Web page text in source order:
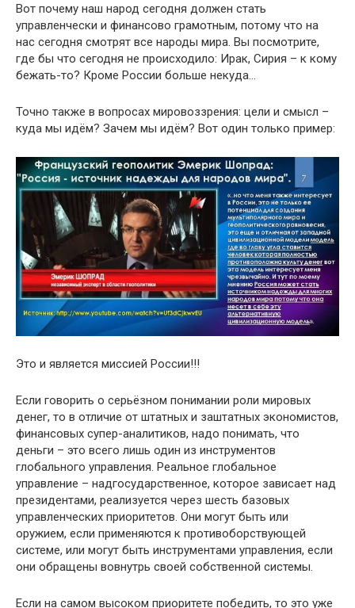
Вот почему наш народ сегодня должен стать
управленчески и финансово грамотным, потому что на
нас сегодня смотрят все народы мира. Вы посмотрите,
где бы что сегодня не происходило: Ирак, Сирия – к кому
бежать-то? Кроме России больше некуда…
Точно также в вопросах мировоззрения: цели и смысл –
куда мы идём? Зачем мы идём? Вот один только пример:
Это и является миссией России!!!
Если говорить о серьёзном понимании роли мировых
денег, то в отличие от штатных и заштатных экономистов,
финансовых супер-аналитиков, надо понимать, что
деньги – это всего лишь один из инструментов
глобального управления. Реальное глобальное
управление – надгосударственное, которое зависает над
президентами, реализуется через шесть базовых
управленческих приоритетов. Они могут быть или
оружием, если применяются к противоборствующей
системе, или могут быть инструментами управления, если
они обращены вовнутрь своей собственной системы.
Если на самом высоком приоритете победить, то это уже